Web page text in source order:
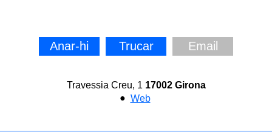
Anar-hi Trucar Email
Travessia Creu, 1 17002 Girona
● Web